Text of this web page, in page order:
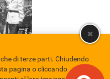
Nazionale
Privacy policy
di terze parti. Chiudendo
pagina o cliccando